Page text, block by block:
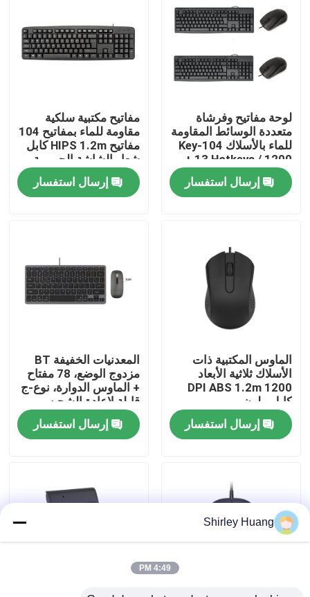
المنزل
جولة في المصنع
مراقبة الجودة
اتصل بنا
القضايا
اطلب اقتباس
لوحة مفاتيح وفرشاة
متعددة الوسائط المقاومة
للماء بالأسلاك 104-Key
+ 13 Hotkeys / 1200
DPI HIPS قابلة
للتخصيصإرسال استفسار
مفاتيح مكتبية سلكية
مقاومة للماء بمفاتيح 104
مفاتيح HIPS 1.2m كابل
شعار الشاشة الحريرية
المخصصة
إرسال استفسار
الماوس المكتبية ذات
الأسلاك ثلاثية الأبعاد
1200 DPI ABS 1.2m
كابل ملون
إرسال استفسار
المعدنيات الخفيفة BT
مزدوج الوضع، 78 مفتاح
+ الماوس الدوارة، نوع-ج
قابلة لإعادة الشحن
إرسال استفسار
Shirley Huang
4:49 PM